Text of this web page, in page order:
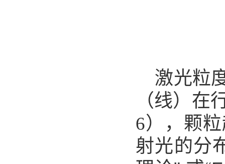
激光粒
（线）在
6），颗
射光的分